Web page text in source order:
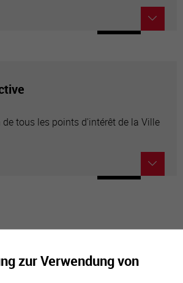
tous les points d'intérêt de la Ville
Mentions légales
zur Verwendung von